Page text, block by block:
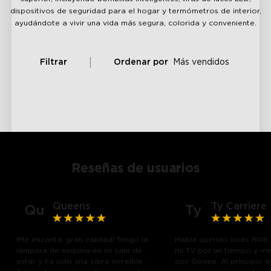
dispositivos de seguridad para el hogar y termómetros de interior,
ayudándote a vivir una vida más segura, colorida y conveniente.
Filtrar Ordenar por Más vendidos
Reseñas de usuarios
Qu Queens
¡Me encanta, gran calidad! Tengo la
lámpara de esquina en mi sala de
estar y ha sido una vibra increíble.
Ty Ty Carriere
Había querido luces
mi TV por un tiempo y
con Govee. Al principio